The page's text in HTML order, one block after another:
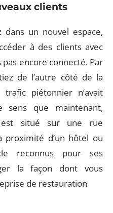
clients
dans un nouvel espace,
à des clients avec
encore connecté. Par
de l’autre côté de la
piétonnier n’avait
sens que maintenant,
est situé sur une rue
proximité d’un hôtel ou
reconnus pour ses
la façon dont vous
de restauration